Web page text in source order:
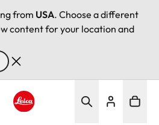
from USA. Choose a different
content for your location and